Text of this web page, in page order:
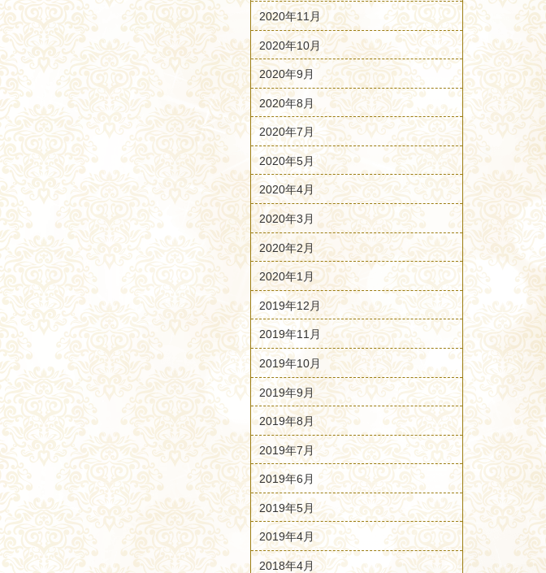
2020年11月
2020年10月
2020年9月
2020年8月
2020年7月
2020年5月
2020年4月
2020年3月
2020年2月
2020年1月
2019年12月
2019年11月
2019年10月
2019年9月
2019年8月
2019年7月
2019年6月
2019年5月
2019年4月
2018年4月